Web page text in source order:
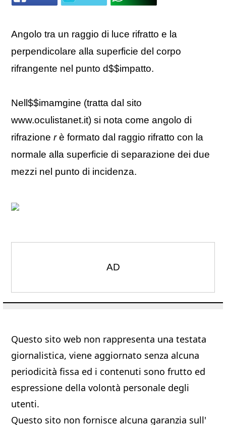
Angolo tra un raggio di luce rifratto e la
perpendicolare alla superficie del corpo
rifrangente nel punto d$$impatto.
Nell$$imamgine (tratta dal sito
www.oculistanet.it) si nota come angolo di
rifrazione rè formato dal raggio rifratto con la
normale alla superficie di separazione dei due
mez­zi nel punto di incidenza.
AD
Questo sito web non rappresenta una testata
giornalistica, viene aggiornato senza alcuna
periodicità fissa ed i contenuti sono frutto ed
espressione della volontà personale degli
utenti.
Questo sito non fornisce alcuna garanzia sull'